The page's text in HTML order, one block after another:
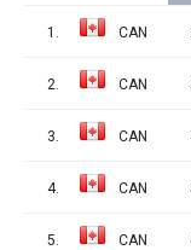
1. CAN
2. CAN
3. CAN
4. CAN
5. CAN